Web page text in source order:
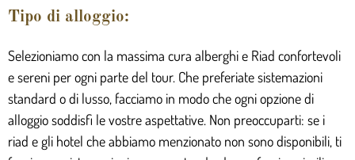
Tipo di alloggio:
Selezioniamo con la massima cura alberghi e Riad confortevoli
e sereni per ogni parte del tour. Che preferiate sistemazioni
standard o di lusso, facciamo in modo che ogni opzione di
alloggio soddisfi le vostre aspettative. Non preoccuparti: se i
riad e gli hotel che abbiamo menzionato non sono disponibili, ti